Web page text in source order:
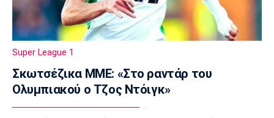
Παγκόσμιο Πρωτάθλημα Κ20: Η Ρούσου
κατέκτησε το ασημένιο μετάλλιο στα 800 μ.
08:20
Ολυμπιακός: Το ενδιαφέρον για Καντιού και
Κάσερες
08:05
Super League 1
Σκωτσέζικα ΜΜΕ: «Στο ραντάρ του
Ολυμπιακού ο Τζος Ντόιγκ»